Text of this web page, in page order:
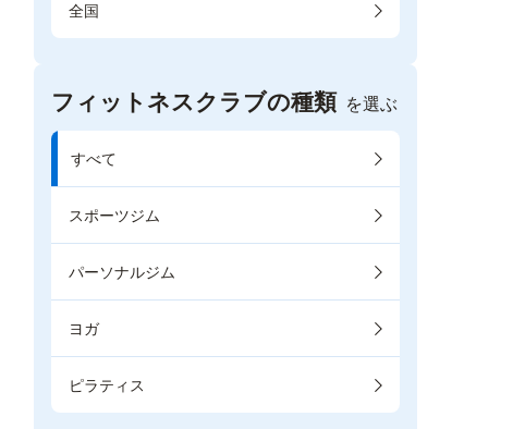
全国
フィットネスクラブの種類 を選ぶ
すべて
スポーツジム
パーソナルジム
ヨガ
ピラティス